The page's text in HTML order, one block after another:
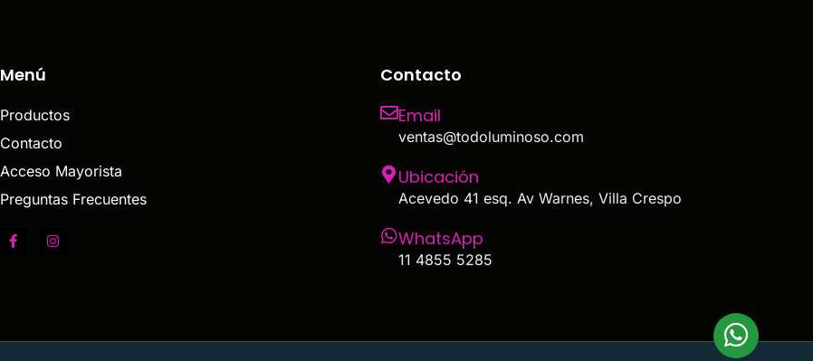
Menú
Productos
Contacto
Acceso Mayorista
Preguntas Frecuentes
Contacto
Email
ventas@todoluminoso.com
Ubicación
Acevedo 41 esq. Av Warnes, Villa Crespo
WhatsApp
11 4855 5285